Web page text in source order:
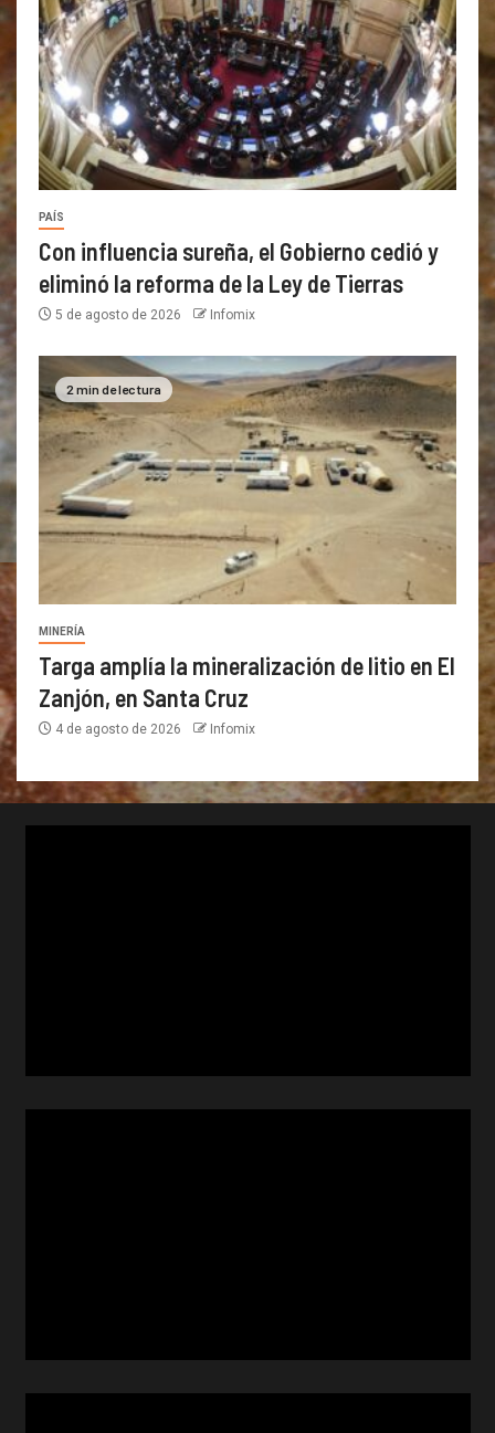
PAÍS
Con influencia sureña, el Gobierno cedió y
eliminó la reforma de la Ley de Tierras
5 de agosto de 2026 Infomix
2 min de lectura
MINERÍA
Targa amplía la mineralización de litio en El
Zanjón, en Santa Cruz
4 de agosto de 2026 Infomix